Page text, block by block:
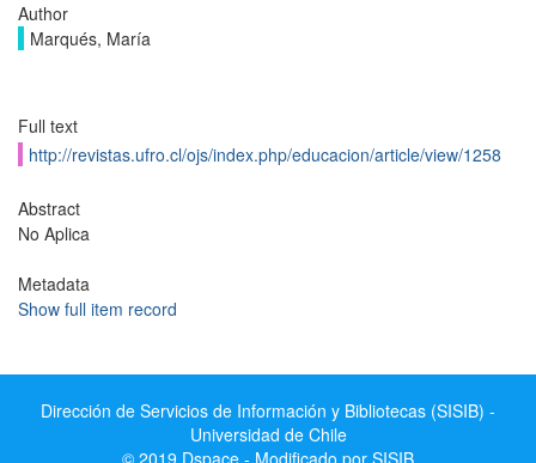
Author
Marqués, María
Full text
http://revistas.ufro.cl/ojs/index.php/educacion/article/view/1258
Abstract
No Aplica
Metadata
Show full item record
Dirección de Servicios de Información y Bibliotecas (SISIB) -
Universidad de Chile
© 2019 Dspace - Modificado por SISIB